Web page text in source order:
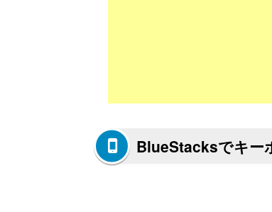
BlueStacksでキー